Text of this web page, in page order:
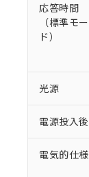
応答時間
（標準モー
ド）
光源
電源投入
電気的仕様